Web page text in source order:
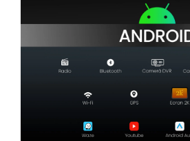
Camere Fiat